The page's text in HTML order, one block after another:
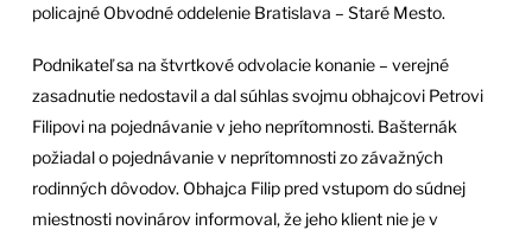
policajné Obvodné oddelenie Bratislava – Staré Mesto.
Podnikateľ sa na štvrtkové odvolacie konanie – verejné
zasadnutie nedostavil a dal súhlas svojmu obhajcovi Petrovi
Filipovi na pojednávanie v jeho neprítomnosti. Bašternák
požiadal o pojednávanie v neprítomnosti zo závažných
rodinných dôvodov. Obhajca Filip pred vstupom do súdnej
miestnosti novinárov informoval, že jeho klient nie je v